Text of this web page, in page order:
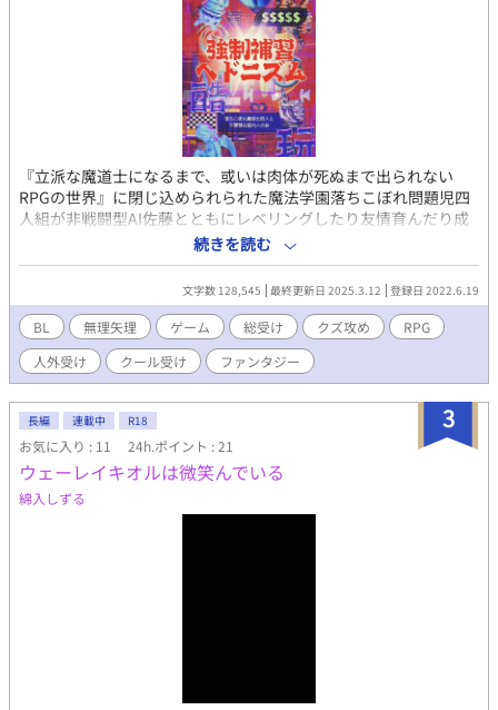
『立派な魔道士になるまで、或いは肉体が死ぬまで出られない
RPGの世界』に閉じ込められられた魔法学園落ちこぼれ問題児四
人組が非戦闘型AI佐藤とともにレベリングしたり友情育んだり成
長したりたまに負けて死にかけたりするクール平凡総受けBL（大
体スケベ） 基本無理矢理総受け クズ攻め／人外攻め／触手／モブ
攻めetc 倫理観とモラルはないです なんでも許せる方向け
続きを読む
文字数 128,545 最終更新日 2025.3.12 登録日 2022.6.19
BL 無理矢理 ゲーム 総受け クズ攻め
RPG
人外受け
クール受け ファンタジー
3
長編 連載中 R18
お気に入り : 11 24h.ポイント : 21
ウェーレイキオルは微笑んでいる
綿入しずる